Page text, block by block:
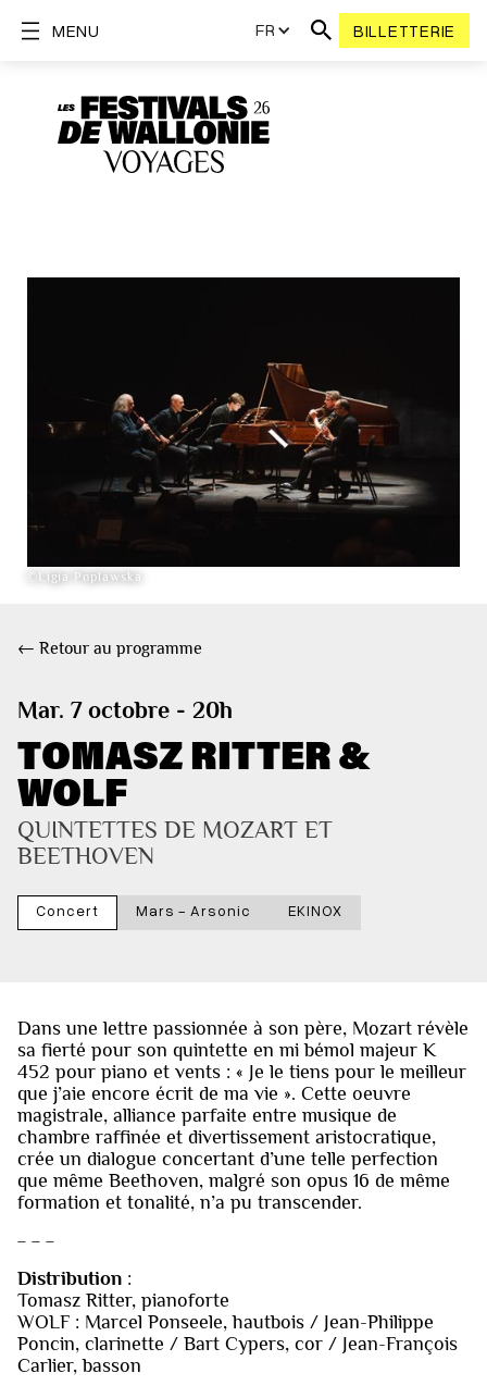
FR BILLETTERIE
MENU
©Ligia Poplawska
← Retour au programme
Mar. 7 octobre - 20h
TOMASZ RITTER &
WOLF
QUINTETTES DE MOZART ET
BEETHOVEN
Concert Mars - Arsonic EKINOX
Dans une lettre passionnée à son père, Mozart révèle
sa fierté pour son quintette en mi bémol majeur K
452 pour piano et vents : « Je le tiens pour le meilleur
que j’aie encore écrit de ma vie ». Cette oeuvre
magistrale, alliance parfaite entre musique de
chambre raffinée et divertissement aristocratique,
crée un dialogue concertant d’une telle perfection
que même Beethoven, malgré son opus 16 de même
formation et tonalité, n’a pu transcender.
Distribution :
Tomasz Ritter, pianoforte
WOLF : Marcel Ponseele, hautbois / Jean-Philippe
Poncin, clarinette / Bart Cypers, cor / Jean-François
Carlier, basson